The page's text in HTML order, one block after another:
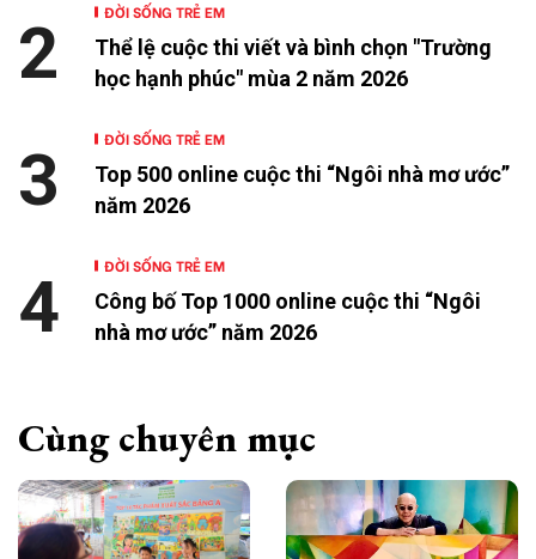
ĐỜI SỐNG TRẺ EM
Thể lệ cuộc thi viết và bình chọn "Trường
học hạnh phúc" mùa 2 năm 2026
2
ĐỜI SỐNG TRẺ EM
Top 500 online cuộc thi “Ngôi nhà mơ ước”
năm 2026
3
ĐỜI SỐNG TRẺ EM
Công bố Top 1000 online cuộc thi “Ngôi
nhà mơ ước” năm 2026
4
Cùng chuyên mục